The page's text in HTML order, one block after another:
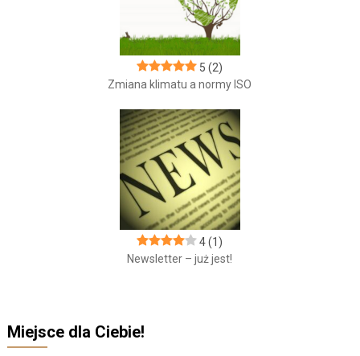
5 (2)
Zmiana klimatu a normy ISO
4 (1)
Newsletter – już jest!
Miejsce dla Ciebie!